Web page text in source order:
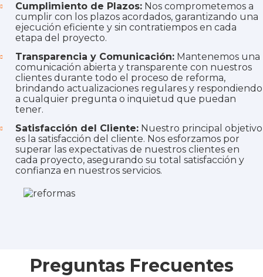
Cumplimiento de Plazos: Nos comprometemos a
cumplir con los plazos acordados, garantizando una
ejecución eficiente y sin contratiempos en cada
etapa del proyecto.
Transparencia y Comunicación: Mantenemos una
comunicación abierta y transparente con nuestros
clientes durante todo el proceso de reforma,
brindando actualizaciones regulares y respondiendo
a cualquier pregunta o inquietud que puedan
tener.
Satisfacción del Cliente: Nuestro principal objetivo
es la satisfacción del cliente. Nos esforzamos por
superar las expectativas de nuestros clientes en
cada proyecto, asegurando su total satisfacción y
confianza en nuestros servicios.
Preguntas Frecuentes